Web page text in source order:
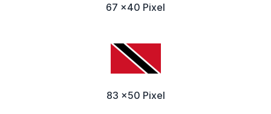
67 x40 Pixel
83 x50 Pixel